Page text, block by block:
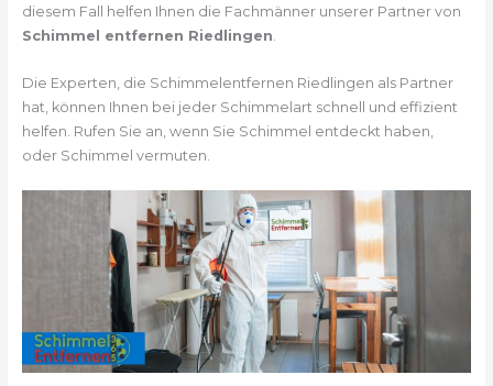
diesem Fall helfen Ihnen die Fachmänner unserer Partner von
Schimmel entfernen Riedlingen.
Die Experten, die Schimmelentfernen Riedlingen als Partner
hat, können Ihnen bei jeder Schimmelart schnell und effizient
helfen. Rufen Sie an, wenn Sie Schimmel entdeckt haben,
oder Schimmel vermuten.